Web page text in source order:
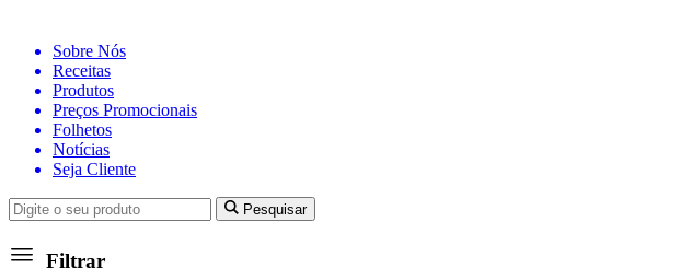
Sobre Nós
Receitas
Produtos
Preços Promocionais
Folhetos
Notícias
Seja Cliente
Pesquisar
Filtrar